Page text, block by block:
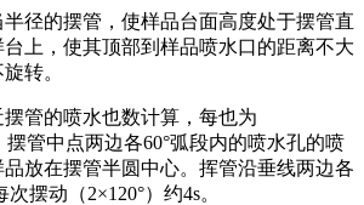
径的摆管，使样品台面高度处于摆管直
上，使其顶部到样品喷水口的距离不大
转。
管的喷水也数计算，每也为
摆管中点两边各60°弧段内的喷水孔的喷
放在摆管半圆中心。挥管沿垂线两边各
摆动（2×120°）约4s。